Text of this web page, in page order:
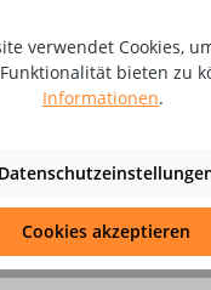
Brenner mit Griff
verwendet Cookies,
bieten zu
Informationen.
Cookies akzeptieren